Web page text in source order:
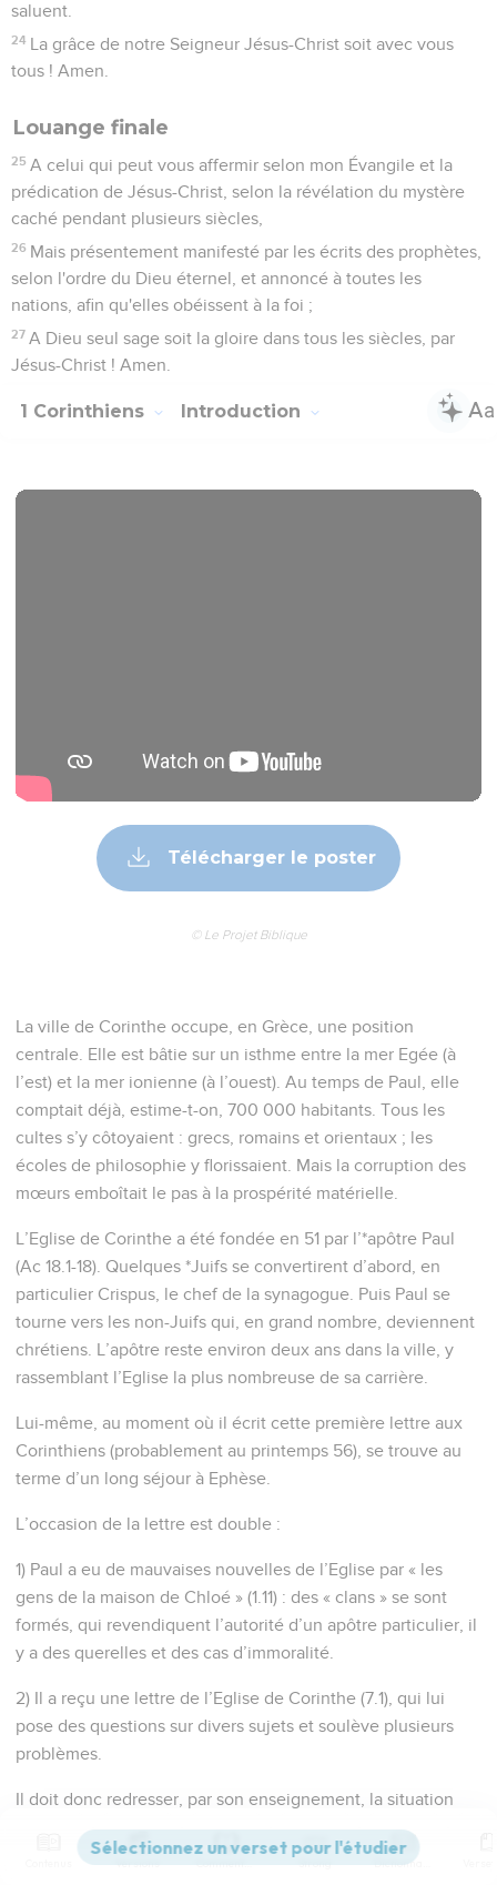
saluent.
24 La grâce de notre Seigneur Jésus-Christ soit avec vous
tous ! Amen.
Louange finale
25 A celui qui peut vous affermir selon mon Évangile et la
prédication de Jésus-Christ, selon la révélation du mystère
caché pendant plusieurs siècles,
26 Mais présentement manifesté par les écrits des prophètes,
selon l'ordre du Dieu éternel, et annoncé à toutes les
nations, afin qu'elles obéissent à la foi ;
27 A Dieu seul sage soit la gloire dans tous les siècles, par
Jésus-Christ ! Amen.
1 Corinthiens Introduction
Télécharger le poster
© Le Projet Biblique
La ville de Corinthe occupe, en Grèce, une position
centrale. Elle est bâtie sur un isthme entre la mer Egée (à
l’est) et la mer ionienne (à l’ouest). Au temps de Paul, elle
comptait déjà, estime-t-on, 700 000 habitants. Tous les
cultes s’y côtoyaient : grecs, romains et orientaux ; les
écoles de philosophie y florissaient. Mais la corruption des
mœurs emboîtait le pas à la prospérité matérielle.
L’Eglise de Corinthe a été fondée en 51 par l’*apôtre Paul
(Ac 18.1-18). Quelques *Juifs se convertirent d’abord, en
particulier Crispus, le chef de la synagogue. Puis Paul se
tourne vers les non-Juifs qui, en grand nombre, deviennent
chrétiens. L’apôtre reste environ deux ans dans la ville, y
rassemblant l’Eglise la plus nombreuse de sa carrière.
Lui-même, au moment où il écrit cette première lettre aux
Corinthiens (probablement au printemps 56), se trouve au
terme d’un long séjour à Ephèse.
L’occasion de la lettre est double :
1) Paul a eu de mauvaises nouvelles de l’Eglise par « les
gens de la maison de Chloé » (1.11) : des « clans » se sont
formés, qui revendiquent l’autorité d’un apôtre particulier, il
y a des querelles et des cas d’immoralité.
2) Il a reçu une lettre de l’Eglise de Corinthe (7.1), qui lui
pose des questions sur divers sujets et soulève plusieurs
problèmes.
Il doit donc redresser, par son enseignement, la situation
dans l’Eglise, et répondre à la lettre des Corinthiens. De ces
deux impératifs se dégage le plan général de la lettre :
Versions Commentaires Strong